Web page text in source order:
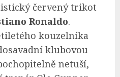
červený trikot
Ronaldo.
kouzelníka
klubovou
netuší,